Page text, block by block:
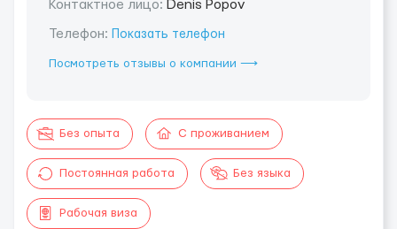
Контактное лицо: Denis Popov
Телефон: Показать телефон
Посмотреть отзывы о компании ⟶
Без опыта С проживанием
Постоянная работа Без языка
Рабочая виза